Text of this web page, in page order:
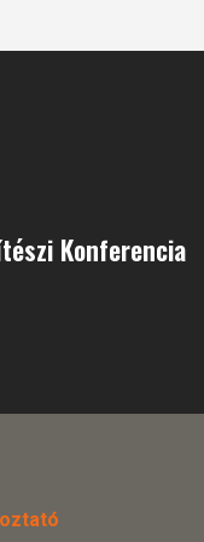
Konferencia